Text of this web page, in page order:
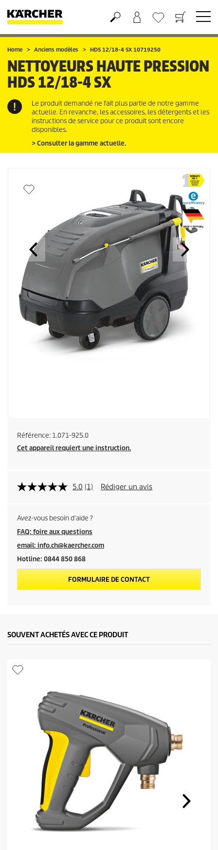
Panier
Liste d'envies
Home Anciens modèles HDS 12/18-4 SX 10719250
NETTOYEURS HAUTE PRESSION
HDS 12/18-4 SX
Le produit demandé ne fait plus partie de notre gamme
actuelle. En revanche, les accessoires, les détergents et les
instructions de service pour ce produit sont encore
disponibles.
> Consulter la gamme actuelle.
Référence: 1.071-925.0
Cet appareil requiert une instruction.
5.0 (1) Rédiger un avis
Avez-vous besoin d'aide ?
FAQ: foire aux questions
email: info.ch@kaercher.com
Hotline: 0844 850 868
FORMULAIRE DE CONTACT
SOUVENT ACHETÉS AVEC CE PRODUIT